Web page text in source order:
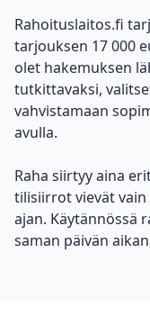
Rahoituslaitos.fi
tarjouksen 17 000
olet hakemuksen
tutkittavaksi,
vahvistamaan
avulla.
Raha siirtyy aina
tilisiirrot vievät
ajan. Käytännössä
saman päivän